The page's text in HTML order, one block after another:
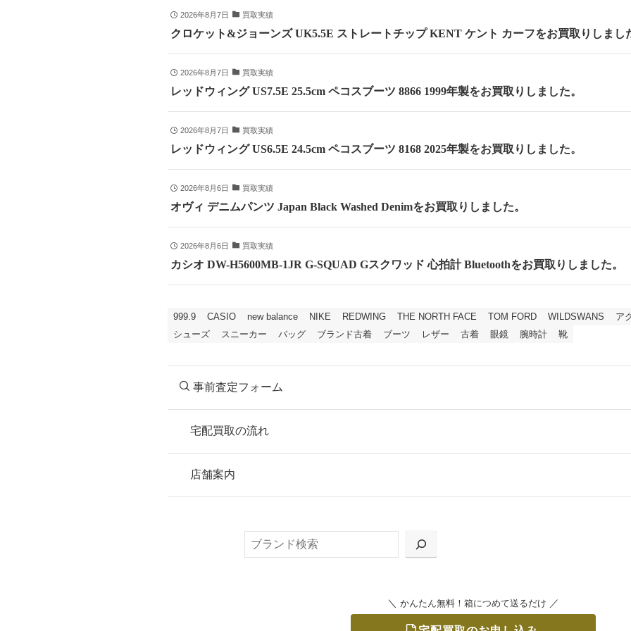
2026年8月7日 買取実績
クロケット&ジョーンズ UK5.5E ストレートチップ KENT ケント カーフをお買取りしまし
2026年8月7日 買取実績
レッドウィング US7.5E 25.5cm ペコスブーツ 8866 1999年製をお買取りしました。
2026年8月7日 買取実績
レッドウィング US6.5E 24.5cm ペコスブーツ 8168 2025年製をお買取りしました。
2026年8月6日 買取実績
オヴィ デニムパンツ Japan Black Washed Denimをお買取りしました。
2026年8月6日 買取実績
カシオ DW-H5600MB-1JR G-SQUAD Gスクワッド 心拍計 Bluetoothをお買取りしました。
999.9 CASIO new balance NIKE REDWING THE NORTH FACE TOM FORD WILDSWANS
ア
シューズ
スニーカー バッグ ブランド古着 ブーツ レザー 古着 眼鏡 腕時計 靴
事前査定フォーム
宅配買取の流れ
お申込み
または梱包材不要の「集荷申込」からお選びいただけます。
店舗案内
＼ かんたん無料！箱につめて送るだけ ／